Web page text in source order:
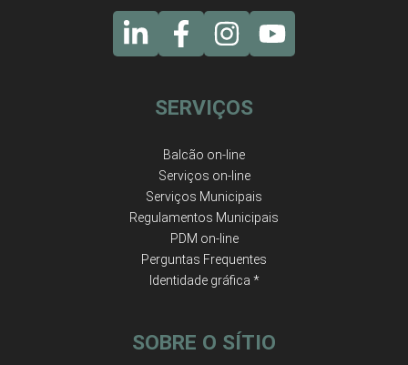
SERVIÇOS
Balcão on-line
Serviços on-line
Serviços Municipais
Regulamentos Municipais
PDM on-line
Perguntas Frequentes
Identidade gráfica *
SOBRE O SÍTIO